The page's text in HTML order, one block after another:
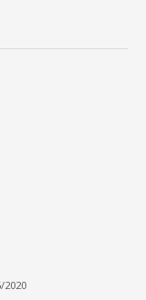
2020